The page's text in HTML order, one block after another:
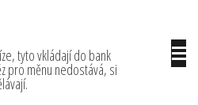
tyto vkládají do bank
pro měnu nedostává, si